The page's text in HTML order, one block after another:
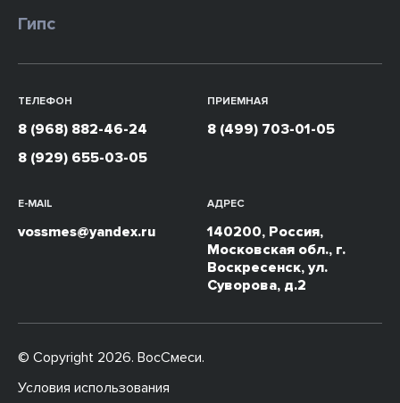
Гипс
ТЕЛЕФОН
8 (968) 882-46-24
8 (929) 655-03-05
ПРИЕМНАЯ
8 (499) 703-01-05
E-MAIL
vossmes@yandex.ru
АДРЕС
140200, Россия,
Московская обл., г.
Воскресенск, ул.
Суворова, д.2
© Copyright 2026. ВосСмеси.
Условия использования